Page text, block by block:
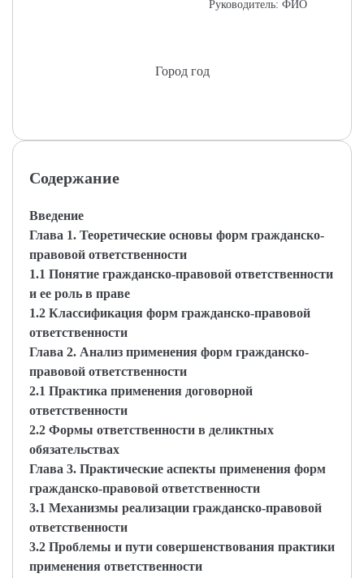
Руководитель: ФИО
Город год
Содержание
Введение
Глава 1. Теоретические основы форм гражданско-
правовой ответственности
1.1 Понятие гражданско-правовой ответственности
и ее роль в праве
1.2 Классификация форм гражданско-правовой
ответственности
Глава 2. Анализ применения форм гражданско-
правовой ответственности
2.1 Практика применения договорной
ответственности
2.2 Формы ответственности в деликтных
обязательствах
Глава 3. Практические аспекты применения форм
гражданско-правовой ответственности
3.1 Механизмы реализации гражданско-правовой
ответственности
3.2 Проблемы и пути совершенствования практики
применения ответственности